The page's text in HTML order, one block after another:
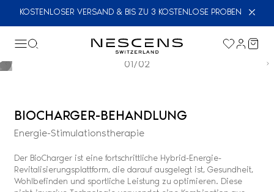
KOSTENLOSER VERSAND & BIS ZU 3 KOSTENLOSE PROBEN
01/02
BIOCHARGER-BEHANDLUNG
Energie-Stimulationstherapie
Der BioCharger ist eine fortschrittliche Hybrid-Energie-
Revitalisierungsplattform, die darauf ausgelegt ist, Gesundheit,
Wohlbefinden und sportliche Leistung zu optimieren. Diese